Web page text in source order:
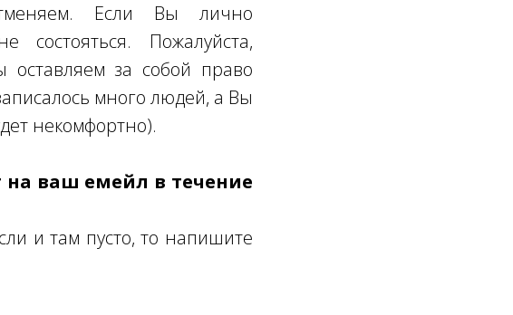
Если Вы лично
состояться. Пожалуйста,
оставляем за собой право
много людей, а Вы
некомфортно).
ваш емейл в течение
и там пусто, то напишите